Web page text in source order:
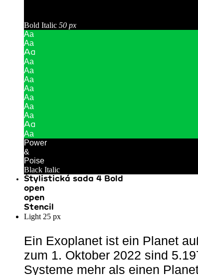
Bold Italic 50 px
Aa
Aa
Aa
Aa
Aa
Aa
Aa
Aa
Aa
Aa
Aa
Aa
Power
&
Poise
Black Italic
Štylistická sada 4 Bold
open
open
Stencil
Light 25 px
Ein Exoplanet ist ein Planet
zum 1. Oktober 2022 sind
Systeme mehr als einen